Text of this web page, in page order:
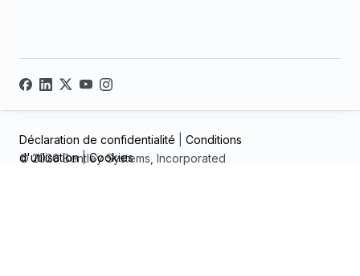
© 2026 Bentley Systems, Incorporated
Déclaration de confidentialité
Conditions
d'utilisation|Cookies